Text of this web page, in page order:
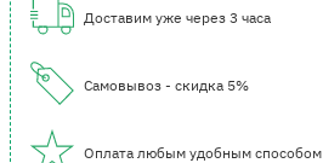
Доставим уже через 3 часа
Самовывоз - скидка 5%
Оплата любым удобным способом